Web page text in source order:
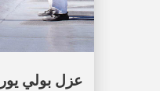
عزل بولي